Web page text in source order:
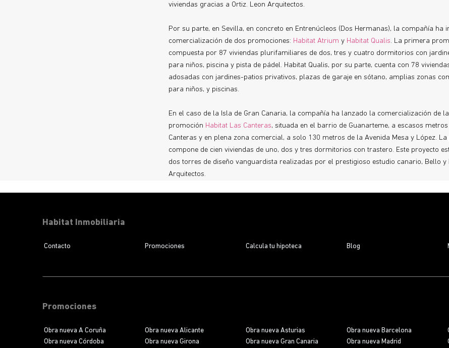
viviendas gracias a Ortiz. Leon Arquitectos.
Por su parte, en Sevilla, en concreto en Entrenúcleos (Dos Hermanas), la compañía ha
comercialización de dos promociones: Habitat Atrium y Habitat Qualis. La primera
compuesta por 87 viviendas plurifamiliares de dos, tres y cuatro dormitorios con
para niños, piscina y pista de pádel. Habitat Qualis, por su parte, cuenta con 78
adosadas con jardines-patios privativos, plazas de garaje en sótano, amplias zonas
para niños, y piscinas.
En el caso de la Isla de Gran Canaria, la compañía ha lanzado la comercialización de la
promoción Habitat Las Canteras, situada en el barrio de Guanarteme, a escasos
Canteras y en plena zona comercial, a solo 130 metros de la Avenida Mesa y López.
compone de cien viviendas de uno, dos y tres dormitorios con trastero. Este proyecto
dos torres de diseño vanguardista realizadas por el prestigioso estudio canario, Bello y
Arquitectos.
Promociones
Obra nueva A Coruña Obra nueva Alicante Obra nueva Asturias Obra nueva Barcelona
Obra nueva Córdoba
Obra nueva Girona Obra nueva Gran Canaria Obra nueva Madrid
Habitat Inmobiliaria
Contacto Promociones Calcula tu hipoteca Blog